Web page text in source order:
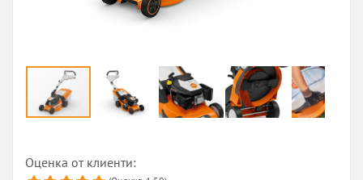
Оценка от клиенти: